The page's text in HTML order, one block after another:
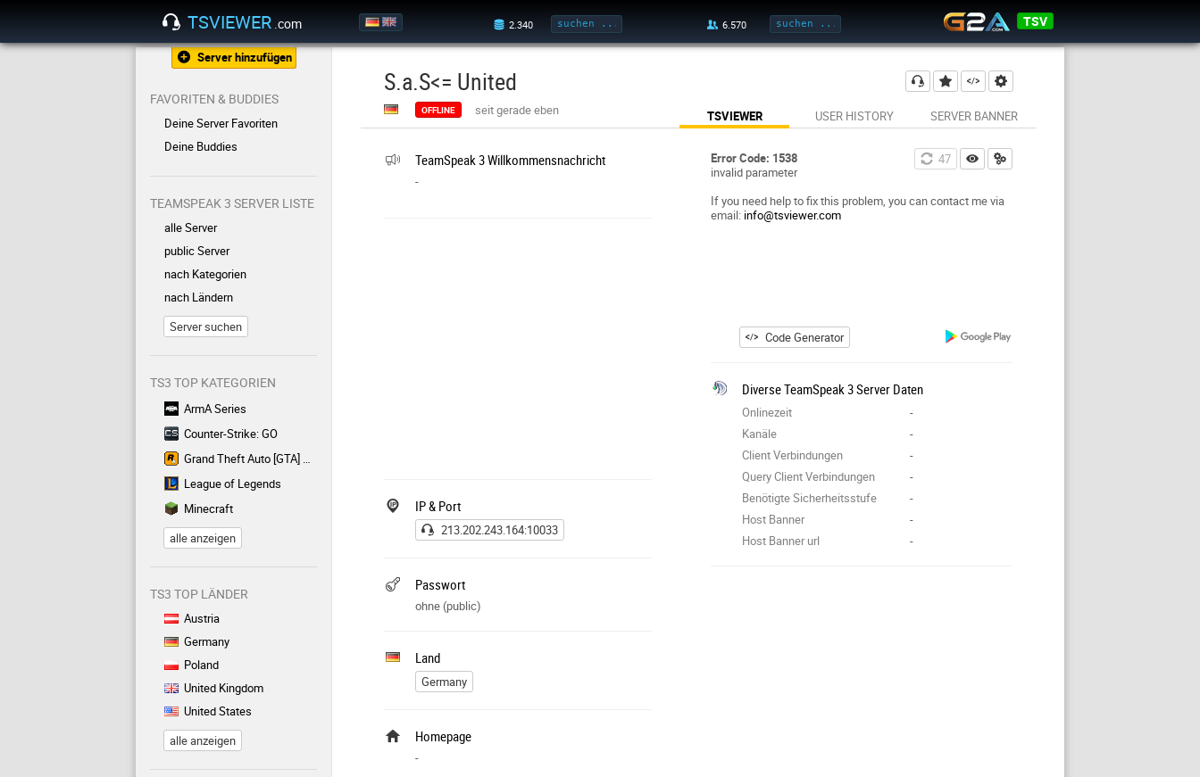
TSVIEWER .com TSV
Server hinzufügen
FAVORITEN & BUDDIES
Deine Server Favoriten
Deine Buddies
TEAMSPEAK 3 SERVER LISTE
alle Server
public Server
nach Kategorien
nach Ländern
Server suchen
TS3 TOP KATEGORIEN
ArmA Series
Counter-Strike: GO
Grand Theft Auto [GTA] Series
League of Legends
Minecraft
alle anzeigen
TS3 TOP LÄNDER
Austria
Germany
Poland
United Kingdom
United States
alle anzeigen
S.a.S<= United
OFFLINE seit gerade eben TSVIEWER USER HISTORY SERVER BANNER
47
Error Code: 1538
invalid parameter
If you need help to fix this problem, you can contact me via
email: info@tsviewer.com
Code Generator
Diverse TeamSpeak 3 Server Daten
Onlinezeit
-
Kanäle
-
Client Verbindungen
-
Query Client Verbindungen
-
Benötigte Sicherheitsstufe
-
Host Banner
-
Host Banner url
-
TeamSpeak 3 Willkommensnachricht
-
IP & Port
213.202.243.164:10033
Passwort
ohne (public)
Land
Germany
Homepage
-